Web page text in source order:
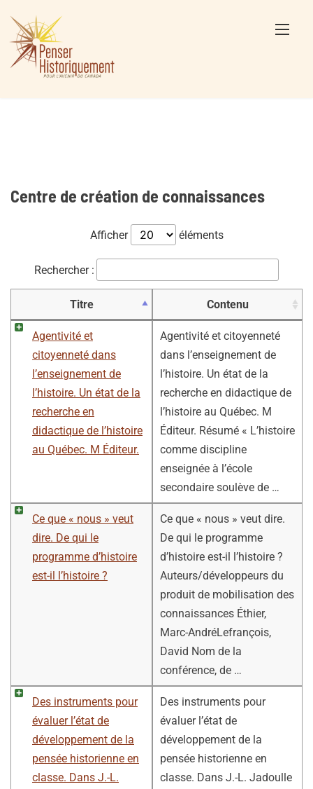
content
Centre de création de connaissances
Afficher éléments
Rechercher :
Titre Contenu
Agentivité et
citoyenneté dans
l’enseignement de
l’histoire. Un état de la
recherche en
didactique de l’histoire
au Québec. M Éditeur.
Agentivité et citoyenneté
dans l’enseignement de
l’histoire. Un état de la
recherche en didactique de
l’histoire au Québec. M
Éditeur. Résumé « L’histoire
comme discipline
enseignée à l’école
secondaire soulève de …
Ce que « nous » veut
dire. De qui le
programme d’histoire
est-il l’histoire ?
Ce que « nous » veut dire.
De qui le programme
d’histoire est-il l’histoire ?
Auteurs/développeurs du
produit de mobilisation des
connaissances Éthier,
Marc-AndréLefrançois,
David Nom de la
conférence, de …
Des instruments pour
évaluer l’état de
développement de la
pensée historienne en
classe. Dans J.-L.
Des instruments pour
évaluer l’état de
développement de la
pensée historienne en
classe. Dans J.-L. Jadoulle